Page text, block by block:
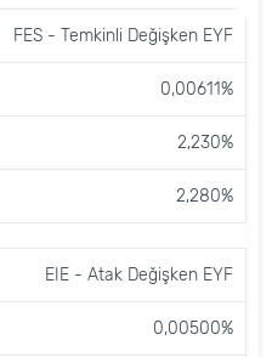
YILLIK
FES - Temkinli Değişken EYF
0,00611%
2,230%
2,280%
EIE - Atak Değişken EYF
0,00500%